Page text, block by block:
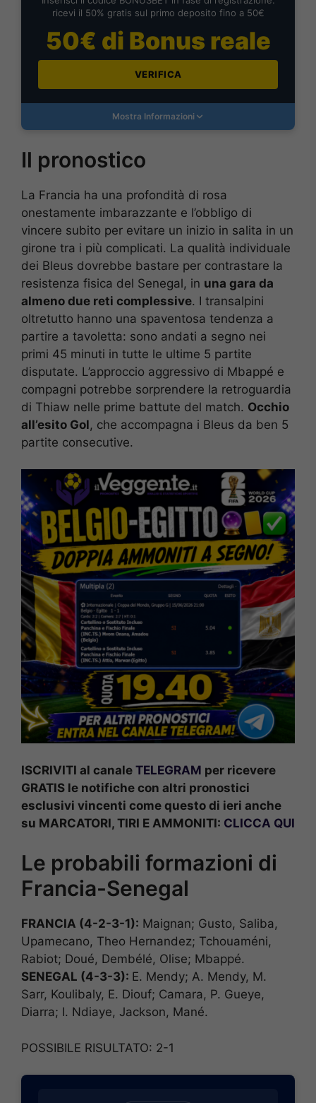
ricevi il 50% gratis sul primo deposito fino a 50€
50€ di Bonus reale
VERIFICA
Mostra Informazioni
Il pronostico
La Francia ha una profondità di rosa
onestamente imbarazzante e l’obbligo di
vincere subito per evitare un inizio in salita in un
girone tra i più complicati. La qualità individuale
dei Bleus dovrebbe bastare per contrastare la
resistenza fisica del Senegal, in una gara da
almeno due reti complessive. I transalpini
oltretutto hanno una spaventosa tendenza a
partire a tavoletta: sono andati a segno nei
primi 45 minuti in tutte le ultime 5 partite
disputate. L’approccio aggressivo di Mbappé e
compagni potrebbe sorprendere la retroguardia
di Thiaw nelle prime battute del match. Occhio
all’esito Gol, che accompagna i Bleus da ben 5
partite consecutive.
ISCRIVITI al canale TELEGRAM per ricevere
GRATIS le notifiche con altri pronostici
esclusivi vincenti come questo di ieri anche
su MARCATORI, TIRI E AMMONITI: CLICCA QUI
Le probabili formazioni di
Francia-Senegal
FRANCIA (4-2-3-1): Maignan; Gusto, Saliba,
Upamecano, Theo Hernandez; Tchouaméni,
Rabiot; Doué, Dembélé, Olise; Mbappé.
SENEGAL (4-3-3): E. Mendy; A. Mendy, M.
Sarr, Koulibaly, E. Diouf; Camara, P. Gueye,
Diarra; I. Ndiaye, Jackson, Mané.
POSSIBILE RISULTATO: 2-1